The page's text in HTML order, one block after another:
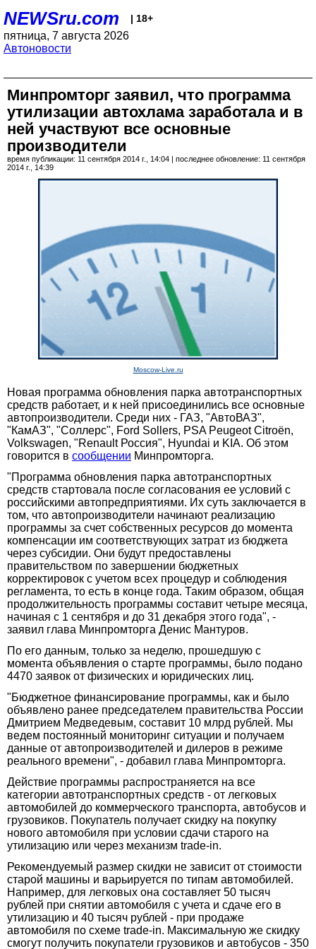
NEWSru.com | 18+
пятница, 7 августа 2026
Автоновости
Минпромторг заявил, что программа
утилизации автохлама заработала и в
ней участвуют все основные
производители
время публикации: 11 сентября 2014 г., 14:04 | последнее обновление: 11 сентября
2014 г., 14:39
Moscow-Live.ru
Новая программа обновления парка автотранспортных
средств работает, и к ней присоединились все основные
автопроизводители. Среди них - ГАЗ, "АвтоВАЗ",
"КамАЗ", "Соллерс", Ford Sollers, PSA Peugeot Citroën,
Volkswagen, "Renault Россия", Hyundai и KIA. Об этом
говорится в сообщении Минпромторга.
"Программа обновления парка автотранспортных
средств стартовала после согласования ее условий с
российскими автопредприятиями. Их суть заключается в
том, что автопроизводители начинают реализацию
программы за счет собственных ресурсов до момента
компенсации им соответствующих затрат из бюджета
через субсидии. Они будут предоставлены
правительством по завершении бюджетных
корректировок с учетом всех процедур и соблюдения
регламента, то есть в конце года. Таким образом, общая
продолжительность программы составит четыре месяца,
начиная с 1 сентября и до 31 декабря этого года", -
заявил глава Минпромторга Денис Мантуров.
По его данным, только за неделю, прошедшую с
момента объявления о старте программы, было подано
4470 заявок от физических и юридических лиц.
"Бюджетное финансирование программы, как и было
объявлено ранее председателем правительства России
Дмитрием Медведевым, составит 10 млрд рублей. Мы
ведем постоянный мониторинг ситуации и получаем
данные от автопроизводителей и дилеров в режиме
реального времени", - добавил глава Минпромторга.
Действие программы распространяется на все
категории автотранспортных средств - от легковых
автомобилей до коммерческого транспорта, автобусов и
грузовиков. Покупатель получает скидку на покупку
нового автомобиля при условии сдачи старого на
утилизацию или через механизм trade-in.
Рекомендуемый размер скидки не зависит от стоимости
старой машины и варьируется по типам автомобилей.
Например, для легковых она составляет 50 тысяч
рублей при снятии автомобиля с учета и сдаче его в
утилизацию и 40 тысяч рублей - при продаже
автомобиля по схеме trade-in. Максимальную же скидку
смогут получить покупатели грузовиков и автобусов - 350